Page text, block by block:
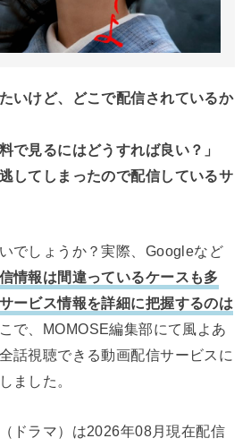
いけど、どこで配信されているか
で見るにはどうすれば良い？」
してしまったので配信しているサ
でしょうか？実際、Googleなど
情報は間違っているケースも多
ービス情報を詳細に把握するのは
で、MOMOSE編集部にて風よあ
話視聴できる動画配信サービスに
ました。
ドラマ）は2026年08月現在配信